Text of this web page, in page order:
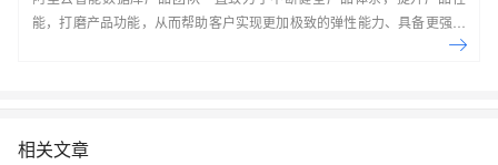
能，打磨产品功能，从而帮助客户实现更加极致的弹性能力、具备更强的
扩展能力、并利用云设施进一步降低企业成本。以云原生+分布式为核心
台，为阿里巴巴经济体以及各个行业的企业客户和开发者提供从公共云到
相关文章